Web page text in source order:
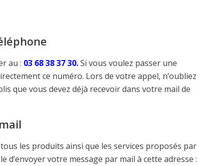
au : 03 68 38 37 30.Si vous voulez passer une
ce numéro. Lors de votre appel, n’oubliez
que vous devez déjà recevoir dans votre mail de
les produits ainsi que les services proposés par
d’envoyer votre message par mail à cette adresse :